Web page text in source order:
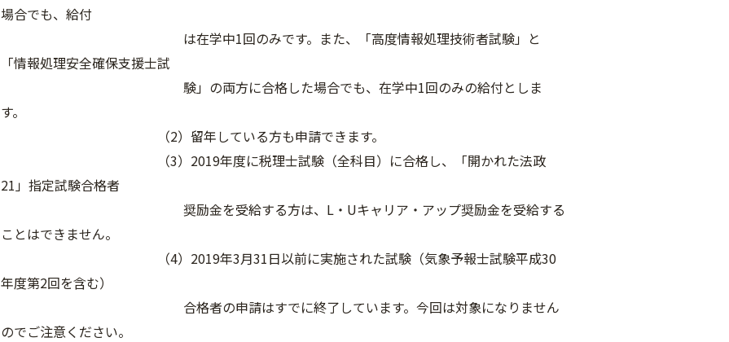
場合でも、給付
は在学中1回のみです。また、「高度情報処理技術者試験」と
「情報処理安全確保支援士試
験」の両方に合格した場合でも、在学中1回のみの給付としま
す。
（2）留年している方も申請できます。
（3）2019年度に税理士試験（全科目）に合格し、「開かれた法政
21」指定試験合格者
奨励金を受給する方は、L・Uキャリア・アップ奨励金を受給する
ことはできません。
（4）2019年3月31日以前に実施された試験（気象予報士試験平成30
年度第2回を含む）
合格者の申請はすでに終了しています。今回は対象になりません
のでご注意ください。